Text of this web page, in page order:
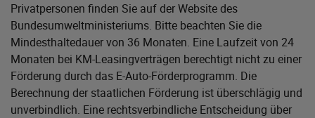
Privatpersonen finden Sie auf der Website des
Bundesumweltministeriums. Bitte beachten Sie die
Mindesthaltedauer von 36 Monaten. Eine Laufzeit von 24
Monaten bei KM-Leasingverträgen berechtigt nicht zu einer
Förderung durch das E-Auto-Förderprogramm. Die
Berechnung der staatlichen Förderung ist überschlägig und
unverbindlich. Eine rechtsverbindliche Entscheidung über